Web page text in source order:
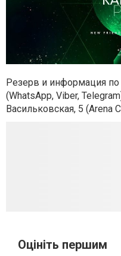
Резерв и информация по
(WhatsApp, Viber,
Васильковская, 5 (Arena
Оцініть першим